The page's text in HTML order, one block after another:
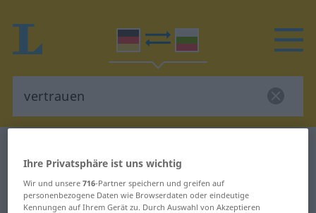
Deutsch-Bulgarisch Übersetzung
für "vertrauen"
Ihre Privatsphäre ist uns wichtig
Wir und unsere716-Partner speichern und greifen auf
personenbezogene Daten wie Browserdaten oder eindeutige
Kennungen auf Ihrem Gerät zu. Durch Auswahl von Akzeptieren